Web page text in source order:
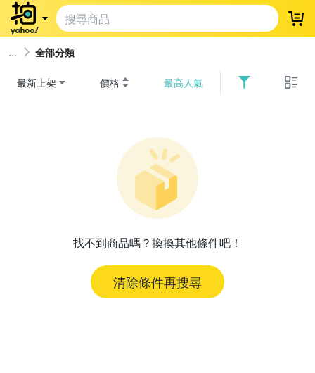
登
全部分類
最新上架 價格 最高人氣
找不到商品嗎？換換其他條件吧！
清除條件再搜尋